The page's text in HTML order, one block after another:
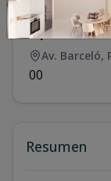
Av. Barceló,
00
Resumen